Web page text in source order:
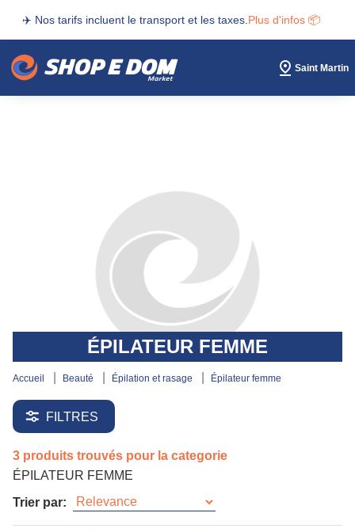
✈️ Nos tarifs incluent le transport et les taxes. Plus d'infos 📦
Saint Martin
ÉPILATEUR FEMME
accueil beauté épilation et rasage épilateur femme
FILTRES
3 produits trouvés pour la categorie
ÉPILATEUR FEMME
Trier par: